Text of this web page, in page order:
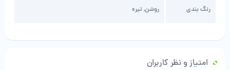
رنگ بندی روشن, تیره
امتیاز و نظر کاربران